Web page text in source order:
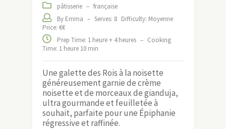
pâtisserie – française
By Emma – Serves: 8 Difficulty: Moyenne
Price: €€
Prep Time: 1 heure + 4 heures – Cooking
Time: 1 heure 10 min
Une galette des Rois à la noisette
généreusement garnie de crème
noisette et de morceaux de gianduja,
ultra gourmande et feuilletée à
souhait, parfaite pour une Épiphanie
régressive et raffinée.